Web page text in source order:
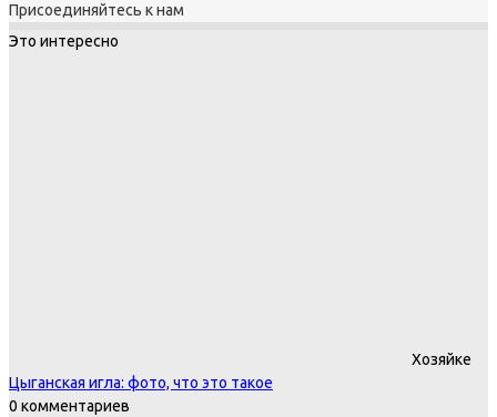
Присоединяйтесь к нам
Это интересно
Хозяйке
Цыганская игла: фото, что это такое
0 комментариев